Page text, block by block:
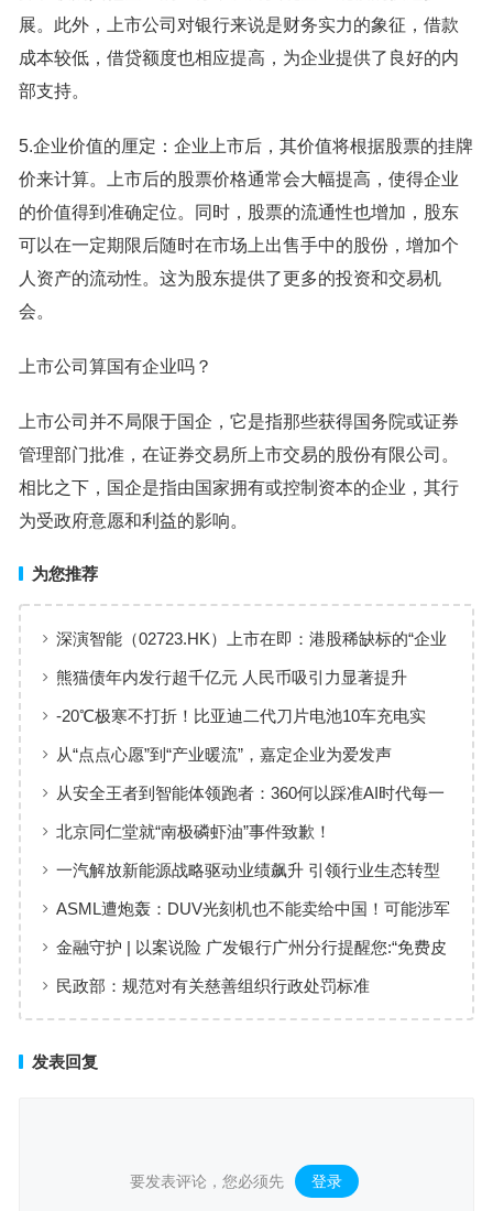
展。此外，上市公司对银行来说是财务实力的象征，借款
成本较低，借贷额度也相应提高，为企业提供了良好的内
部支持。
5.企业价值的厘定：企业上市后，其价值将根据股票的挂牌
价来计算。上市后的股票价格通常会大幅提高，使得企业
的价值得到准确定位。同时，股票的流通性也增加，股东
可以在一定期限后随时在市场上出售手中的股份，增加个
人资产的流动性。这为股东提供了更多的投资和交易机
会。
上市公司算国有企业吗？
上市公司并不局限于国企，它是指那些获得国务院或证券
管理部门批准，在证券交易所上市交易的股份有限公司。
相比之下，国企是指由国家拥有或控制资本的企业，其行
为受政府意愿和利益的影响。
为您推荐
深演智能（02723.HK）上市在即：港股稀缺标的“企业
AI决策智能体第一股”正式登场
熊猫债年内发行超千亿元 人民币吸引力显著提升
-20℃极寒不打折！比亚迪二代刀片电池10车充电实
测：最快仅需10分29秒
从“点点心愿”到“产业暖流”，嘉定企业为爱发声
从安全王者到智能体领跑者：360何以踩准AI时代每一
次浪尖
北京同仁堂就“南极磷虾油”事件致歉！
一汽解放新能源战略驱动业绩飙升 引领行业生态转型
ASML遭炮轰：DUV光刻机也不能卖给中国！可能涉军
金融守护 | 以案说险 广发银行广州分行提醒您:“免费皮
肤”陷阱,这些套路要小心
民政部：规范对有关慈善组织行政处罚标准
发表回复
要发表评论，您必须先 登录 。